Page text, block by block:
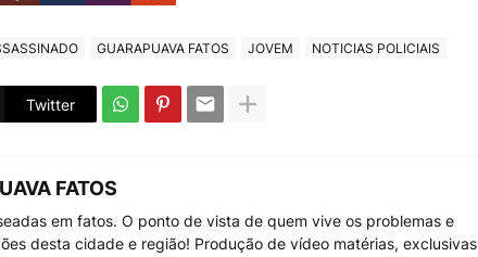
GUARAPUAVA FATOS JOVEM NOTICIAS POLICIAIS
Twitter
FATOS
em fatos. O ponto de vista de quem vive os problemas e
desta cidade e região! Produção de vídeo matérias, exclusivas